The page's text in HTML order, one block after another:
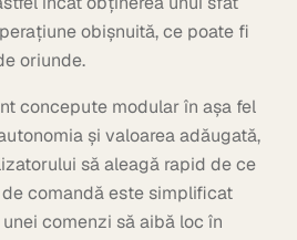
obișnuită, ce poate fi
oriunde.
concepute modular în așa fel
și valoarea adăugată,
să aleagă rapid de ce
comandă este simplificat
comenzi să aibă loc în